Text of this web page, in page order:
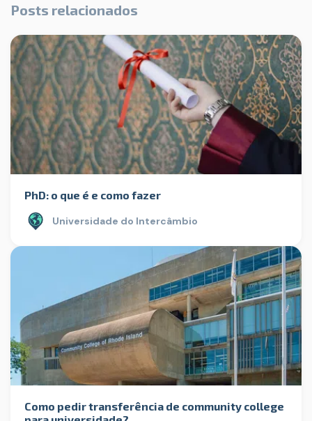
Posts relacionados
PhD: o que é e como fazer
Universidade do Intercâmbio
Como pedir transferência de community college